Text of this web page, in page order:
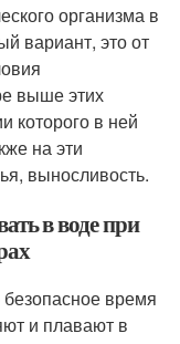
организма в
вариант, это от
выше этих
которого в ней
на эти
выносливость.
в воде при
безопасное время
и плавают в